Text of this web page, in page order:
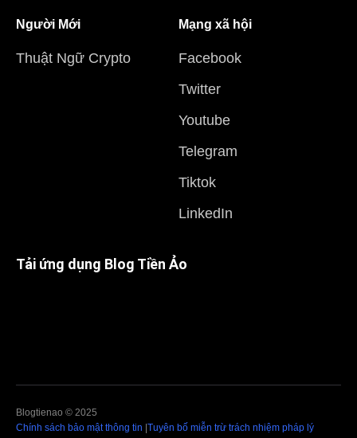
Người Mới
Thuật Ngữ Crypto
Mạng xã hội
Facebook
Twitter
Youtube
Telegram
Tiktok
LinkedIn
Tải ứng dụng Blog Tiền Ảo
Blogtienao © 2025
Chính sách bảo mật thông tin Tuyên bố miễn trừ trách nhiệm pháp lý